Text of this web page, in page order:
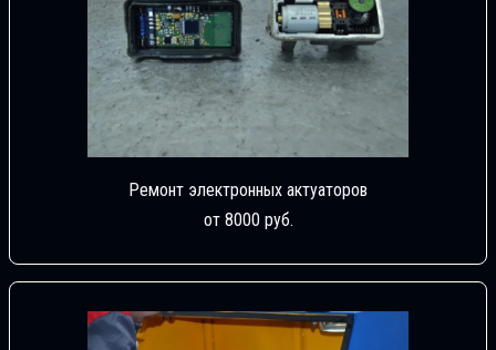
Ремонт электронных актуаторов
от 8000 руб.